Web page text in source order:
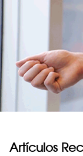
Artículos